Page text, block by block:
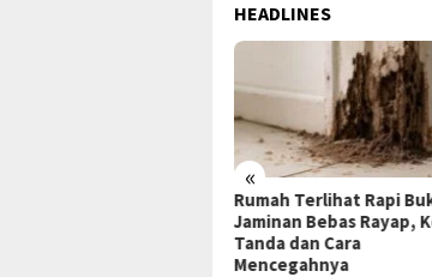
HEADLINES
«
Rumah Terlihat Rapi
Jaminan Bebas Rayap,
Tanda dan Cara
Mencegahnya